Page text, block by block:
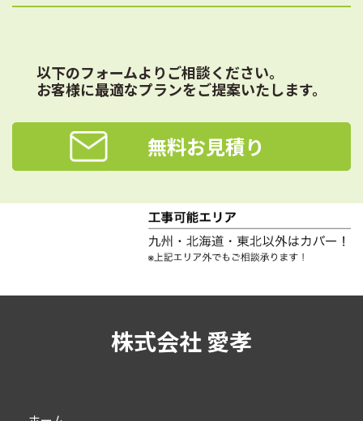
以下のフォームよりご相談ください。
お客様に最適なプランをご提案いたします。
無料お見積り